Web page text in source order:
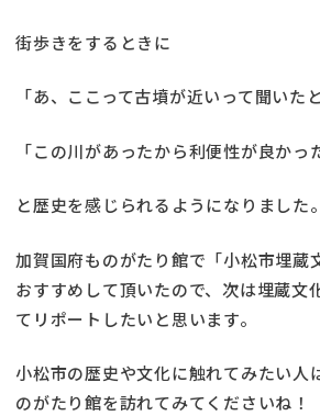
街歩きをするときに
「あ、ここって古墳が近いって聞いた
「この川があったから利便性が良かっ
と歴史を感じられるようになりました。
加賀国府ものがたり館で「小松市埋蔵
おすすめして頂いたので、次は埋蔵文
てリポートしたいと思います。
小松市の歴史や文化に触れてみたい人
のがたり館を訪れてみてくださいね！